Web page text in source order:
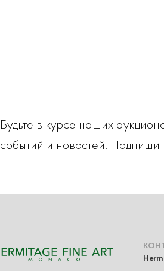
Будьте в курсе наших
событий и новостей.